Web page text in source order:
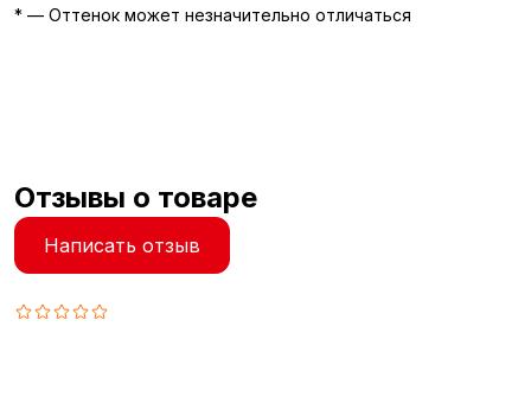
* — Оттенок может незначительно отличаться
Отзывы о товаре
Написать отзыв